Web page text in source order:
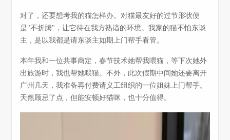
对了，还要想考我的猫怎样办。对猫最友好的过节形状便
是"不折腾"，让它待在我方熟谙的环境。我家的猫不怕东谈
主，是以我都是请东谈主如期上门帮手看管。
本年我和一位共事商定，春节技术她帮我喂猫，等下次她外
出旅游时，我也帮她喂猫。不外，此次假期中间她还要离开
广州几天，我准备再付费请义工组织的一位姐妹上门帮手。
天然顾忌了点，但能安顿好猫咪，也十分值得。